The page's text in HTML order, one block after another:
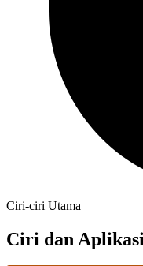
Ciri-ciri Utama
Ciri dan Aplikasi